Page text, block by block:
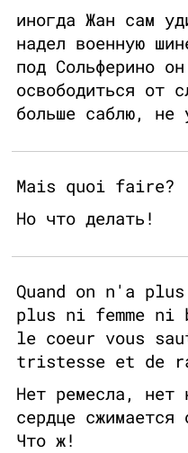
иногда Жан сам
надел военную
под Сольферино
освободиться от
больше саблю, не
Mais quoi faire?
Но что делать!
Quand on n'a
plus ni femme
le coeur vous
tristesse et de
Нет ремесла, нет
сердце
Что ж!